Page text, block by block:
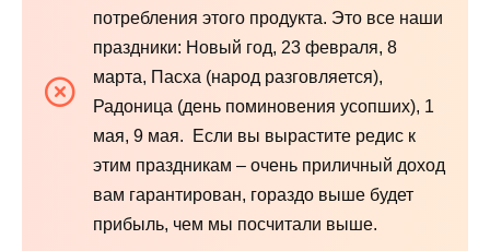
потребления этого продукта. Это все наши
праздники: Новый год, 23 февраля, 8
марта, Пасха (народ разговляется),
Радоница (день поминовения усопших), 1
мая, 9 мая. Если вы вырастите редис к
этим праздникам – очень приличный доход
вам гарантирован, гораздо выше будет
прибыль, чем мы посчитали выше.